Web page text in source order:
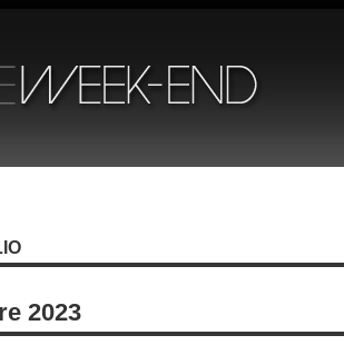
2023